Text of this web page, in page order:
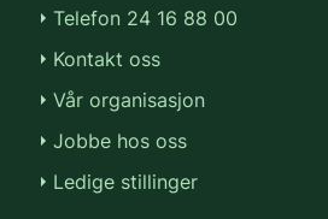
Telefon 24 16 88 00
Kontakt oss
Vår organisasjon
Jobbe hos oss
Ledige stillinger